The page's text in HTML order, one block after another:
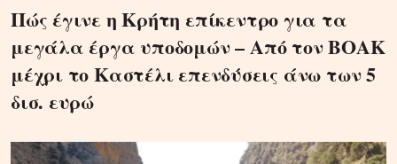
Πώς έγινε η Κρήτη επίκεντρο για τα
μεγάλα έργα υποδομών – Από τον ΒΟΑΚ
μέχρι το Καστέλι επενδύσεις άνω των 5
δισ. ευρώ